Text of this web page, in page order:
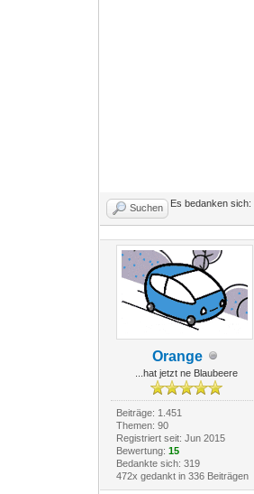
Suchen Es bedanken sich:
Orange
...hat jetzt ne Blaubeere
Beiträge: 1.451
Themen: 90
Registriert seit: Jun 2015
Bewertung: 15
Bedankte sich: 319
472x gedankt in 336 Beiträgen